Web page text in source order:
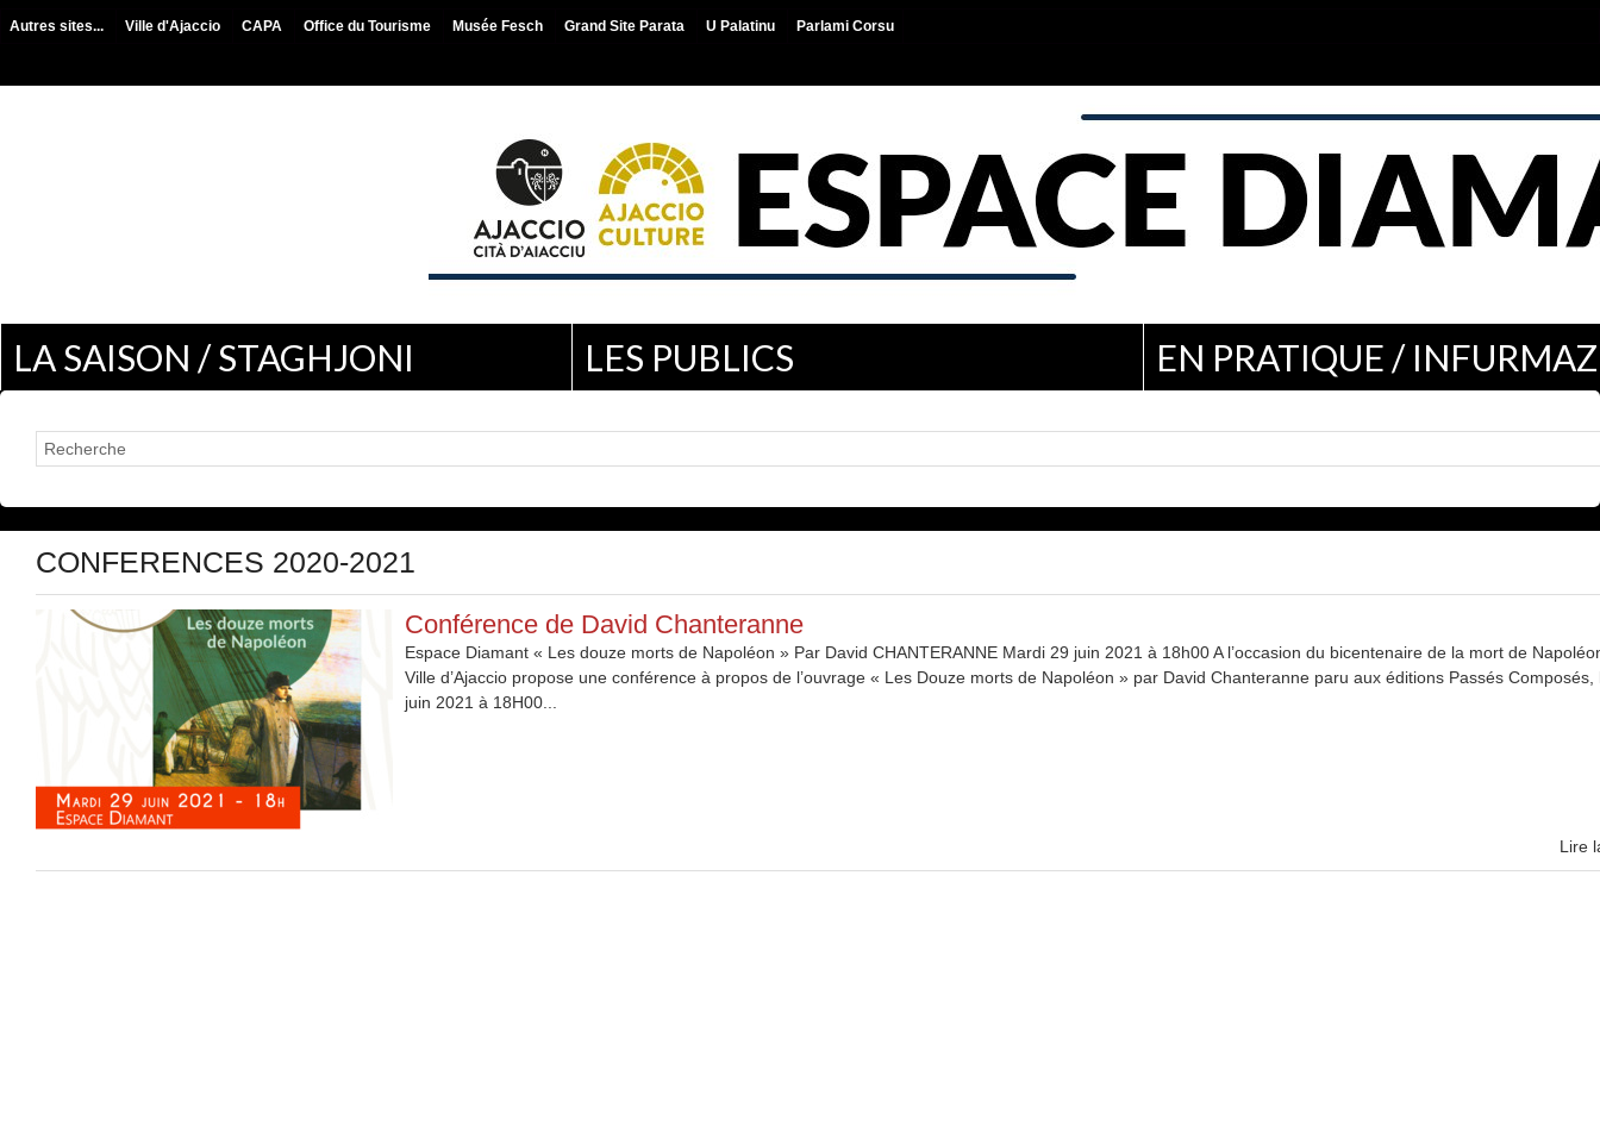
Autres sites... Ville d'Ajaccio CAPA Office du Tourisme Musée Fesch Grand Site Parata U Palatinu Parlami Corsu
LA SAISON / STAGHJONI LES PUBLICS EN PRATIQUE /
CONFERENCES 2020-2021
Conférence de David Chanteranne
Espace Diamant « Les douze morts de Napoléon » Par David CHANTERANNE Mardi 29 juin 2021 à 18h00 A l’occasion du bicentenaire de la mort de
Ville d’Ajaccio propose une conférence à propos de l’ouvrage « Les Douze morts de Napoléon » par David Chanteranne paru aux éditions Passés Composés,
juin 2021 à 18H00...
Lire